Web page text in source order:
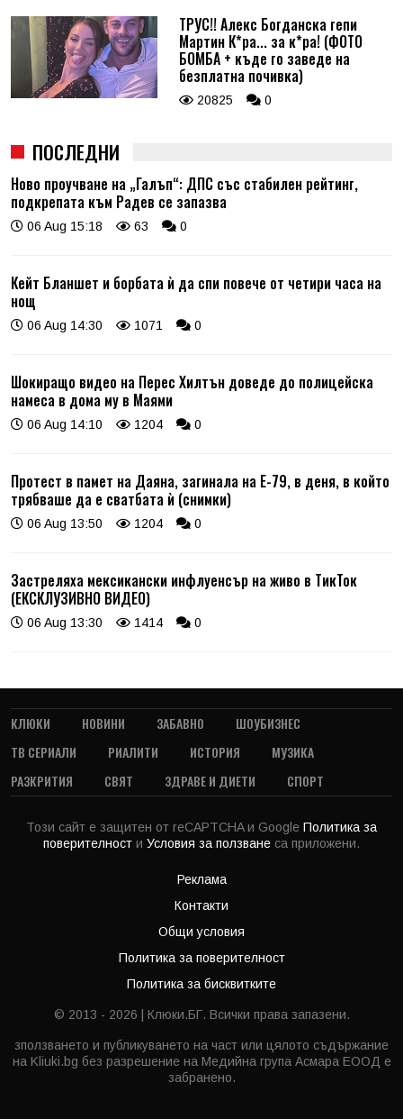
ТРУС!! Алекс Богданска гепи
Мартин К*ра... за к*ра! (ФОТО
БОМБА + къде го заведе на
безплатна почивка)
20825 0
ПОСЛЕДНИ
Ново проучване на „Галъп“: ДПС със стабилен рейтинг,
подкрепата към Радев се запазва
06 Aug 15:18 63 0
Кейт Бланшет и борбата ѝ да спи повече от четири часа на
нощ
06 Aug 14:30 1071 0
Шокиращо видео на Перес Хилтън доведе до полицейска
намеса в дома му в Маями
06 Aug 14:10 1204 0
Протест в памет на Даяна, загинала на Е-79, в деня, в който
трябваше да е сватбата ѝ (снимки)
06 Aug 13:50 1204 0
Застреляха мексикански инфлуенсър на живо в ТикТок
(ЕКСКЛУЗИВНО ВИДЕО)
06 Aug 13:30 1414 0
КЛЮКИ НОВИНИ ЗАБАВНО
ШОУБИЗНЕС
ТВ СЕРИАЛИ
РИАЛИТИ ИСТОРИЯ
МУЗИКА
РАЗКРИТИЯ
СВЯТ ЗДРАВЕ И ДИЕТИ СПОРТ
Този сайт е защитен от reCAPTCHA и Google Политика за
поверителност и Условия за ползване са приложени.
Реклама
Контакти
Общи условия
Политика за поверителност
Политика за бисквитките
© 2013 - 2026 | Клюки.БГ. Всички права запазени.
зползването и публикуването на част или цялото съдържание
на Kliuki.bg без разрешение на Медийна група Асмара ЕООД е
забранено.